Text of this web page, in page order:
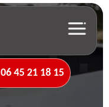
06 45 21 18 15